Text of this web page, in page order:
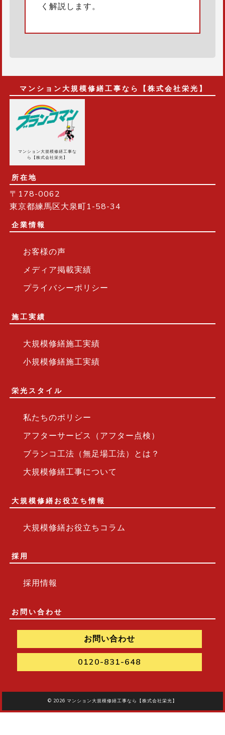
く解説します。
マンション大規模修繕工事なら【株式会社栄光】
マンション大規模修繕工事な
ら【株式会社栄光】
所在地
〒178-0062
東京都練馬区大泉町1-58-34
企業情報
お客様の声
メディア掲載実績
プライバシーポリシー
施工実績
大規模修繕施工実績
小規模修繕施工実績
栄光スタイル
私たちのポリシー
アフターサービス（アフター点検）
ブランコ工法（無足場工法）とは？
大規模修繕工事について
大規模修繕お役立ち情報
大規模修繕お役立ちコラム
採用
採用情報
お問い合わせ
お問い合わせ
0120-831-648
© 2026 マンション大規模修繕工事なら【株式会社栄光】